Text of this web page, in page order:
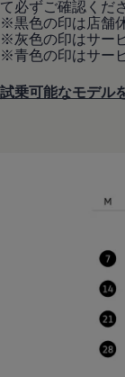
て必ずご確認くだ
※黒色の印は店舗
※灰色の印はサー
※青色の印はサー
試乗可能なモデル